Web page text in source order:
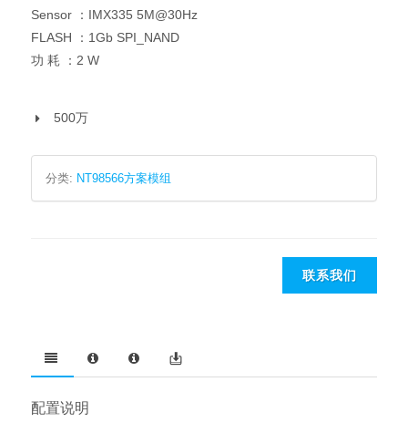
Sensor ：IMX335 5M@30Hz
FLASH ：1Gb SPI_NAND
功 耗 ：2 W
500万
分类: NT98566方案模组
联系我们
配置说明